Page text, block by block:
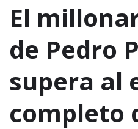
El
de Pedro
supera al
completo